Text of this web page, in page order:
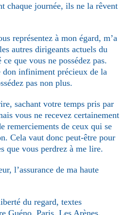
chaque journée, ils ne la rêvent
représentez à mon égard, m’a
autres dirigeants actuels du
que vous ne possédez pas.
don infiniment précieux de la
pas non plus.
sachant votre temps pris par
vous ne recevez certainement
remerciements de ceux qui se
Cela vaut donc peut-être pour
que vous perdrez à me lire.
l’assurance de ma haute
du regard, textes
Guéno, Paris, Les Arènes,